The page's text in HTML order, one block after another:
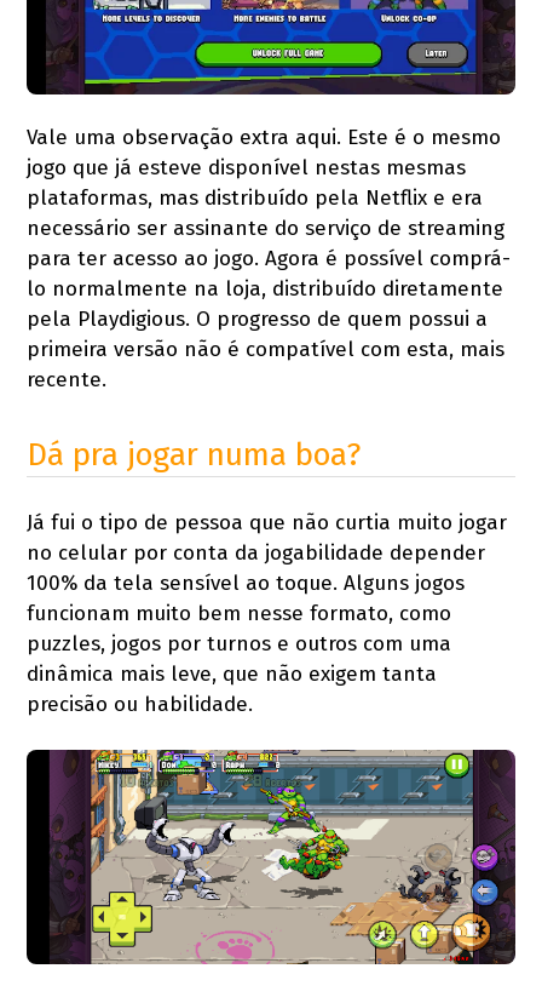
Vale uma observação extra aqui. Este é o mesmo
jogo que já esteve disponível nestas mesmas
plataformas, mas distribuído pela Netflix e era
necessário ser assinante do serviço de streaming
para ter acesso ao jogo. Agora é possível comprá-
lo normalmente na loja, distribuído diretamente
pela Playdigious. O progresso de quem possui a
primeira versão não é compatível com esta, mais
recente.
Dá pra jogar numa boa?
Já fui o tipo de pessoa que não curtia muito jogar
no celular por conta da jogabilidade depender
100% da tela sensível ao toque. Alguns jogos
funcionam muito bem nesse formato, como
puzzles, jogos por turnos e outros com uma
dinâmica mais leve, que não exigem tanta
precisão ou habilidade.